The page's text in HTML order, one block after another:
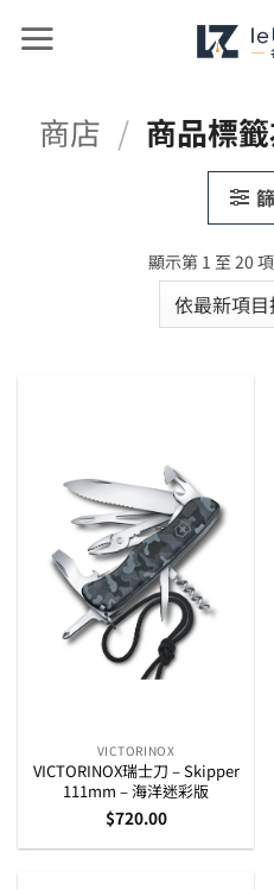
商店 / 商品標
顯示第 1 至 20
VICTORINOX
VICTORINOX瑞士刀 – Skipper
111mm – 海洋迷彩版
$720.00